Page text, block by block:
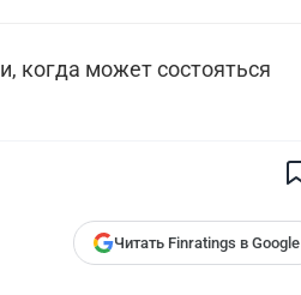
когда может состояться
Читать Finratings в Google